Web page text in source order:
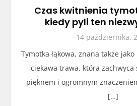
Czas kwitnienia
kiedy pyli ten
14 października,
Tymotka łąkowa, znana także
ciekawa trawa, która
pięknem i ogromnym
[…]